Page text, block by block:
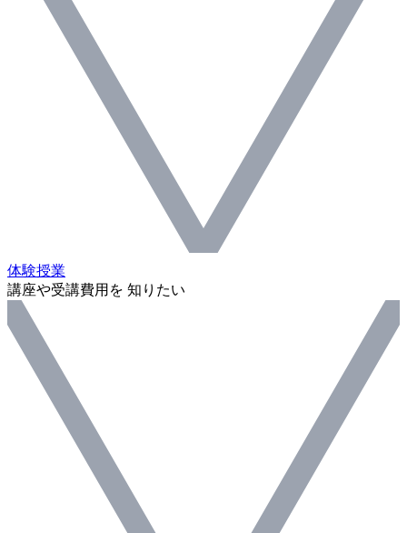
体験授業
講座や受講費用を 知りたい